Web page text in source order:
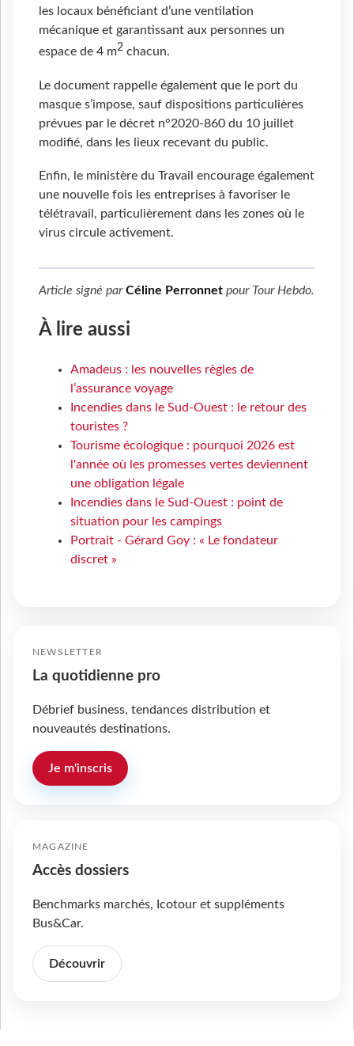
les locaux bénéficiant d’une ventilation
mécanique et garantissant aux personnes un
espace de 4 m2 chacun.
Le document rappelle également que le port du
masque s’impose, sauf dispositions particulières
prévues par le décret n°2020-860 du 10 juillet
modifié, dans les lieux recevant du public.
Enfin, le ministère du Travail encourage également
une nouvelle fois les entreprises à favoriser le
télétravail, particulièrement dans les zones où le
virus circule activement.
Article signé parCéline Perronnet pour Tour Hebdo.
À lire aussi
Amadeus : les nouvelles règles de
l’assurance voyage
Incendies dans le Sud-Ouest : le retour des
touristes ?
Tourisme écologique : pourquoi 2026 est
l'année où les promesses vertes deviennent
une obligation légale
Incendies dans le Sud-Ouest : point de
situation pour les campings
Portrait - Gérard Goy : « Le fondateur
discret »
NEWSLETTER
La quotidienne pro
Débrief business, tendances distribution et
nouveautés destinations.
Je m'inscris
MAGAZINE
Accès dossiers
Benchmarks marchés, Icotour et suppléments
Bus&Car.
Découvrir